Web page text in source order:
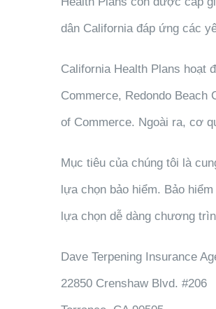
dân California đáp ứng các
California Health Plans hoạt
Commerce, Redondo Beach
of Commerce. Ngoài ra, cơ
Mục tiêu của chúng tôi là
lựa chọn bảo hiểm. Bảo
lựa chọn dễ dàng chương
Dave Terpening Insurance
22850 Crenshaw Blvd. #206